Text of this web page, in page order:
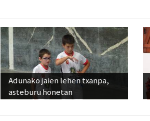
Adunako jaien lehen txanpa,
asteburu honetan